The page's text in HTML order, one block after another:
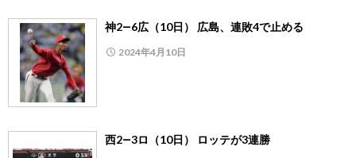
神2―6広（10日） 広島、連敗4で止める
2024年4月10日
西2―3ロ（10日） ロッテが3連勝